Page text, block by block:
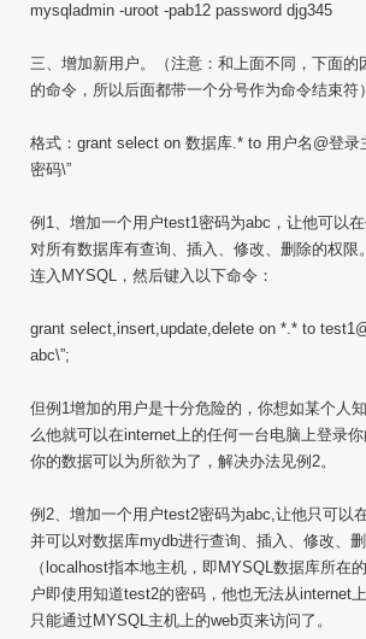
mysqladmin -uroot -pab12 password djg345
三、增加新用户。（注意：和上面不同，下面的
的命令，所以后面都带一个分号作为命令结束符）
格式：grant select on 数据库.* to 用户名@登录
密码\”
例1、增加一个用户test1密码为abc，让他可以
对所有数据库有查询、插入、修改、删除的权限
连入MYSQL，然后键入以下命令：
grant select,insert,update,delete on *.* to
abc\”;
但例1增加的用户是十分危险的，你想如某个人
么他就可以在internet上的任何一台电脑上登录
你的数据可以为所欲为了，解决办法见例2。
例2、增加一个用户test2密码为abc,让他只可以
并可以对数据库mydb进行查询、插入、修改、
（localhost指本地主机，即MYSQL数据库所在
户即使用知道test2的密码，他也无法从internet
只能通过MYSQL主机上的web页来访问了。